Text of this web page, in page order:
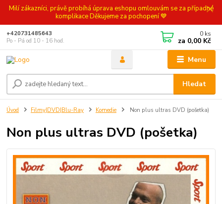
Milí zákazníci, právě probíhá úprava eshopu omlouvám se za případné
komplikace Děkujeme za pochopení 💙
Menu
Hledat
+420731485643
Po - Pá od 10 - 16 hod.
0 ks
za 0,00 Kč
Úvod Filmy|DVD|Blu-Ray Komedie Non plus ultras DVD (pošetka)
Non plus ultras DVD (pošetka)